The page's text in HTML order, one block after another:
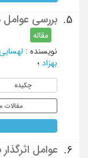
5. بررسی عوامل
مقاله
نویسنده :
بهزاد ؛
چکیده
مقالات
6.
عوامل